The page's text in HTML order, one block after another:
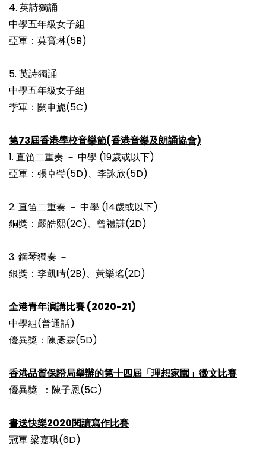
4. 英詩獨誦
中學五年級女子組
亞軍：莫寶琳(5B)
5. 英詩獨誦
中學五年級女子組
季軍：關申旎(5C)
第73屆香港學校音樂節(香港音樂及朗誦協會)
1. 直笛二重奏 － 中學 (19歲或以下)
亞軍：張卓瑩(5D)、李詠欣(5D)
2. 直笛二重奏 － 中學 (14歲或以下)
銅獎：嚴皓熙(2C)、曾禮謙(2D)
3. 鋼琴獨奏 －
銀獎：李凱晴(2B)、黃樂瑤(2D)
全港青年演講比賽 (2020-21)
中學組(普通話)
優異獎：陳彥霖(5D)
香港品質保證局舉辦的第十四屆「理想家園」徵文比賽
優異獎 ：陳子恩(5C)
書送快樂2020閱讀寫作比賽
冠軍 梁嘉琪(6D)